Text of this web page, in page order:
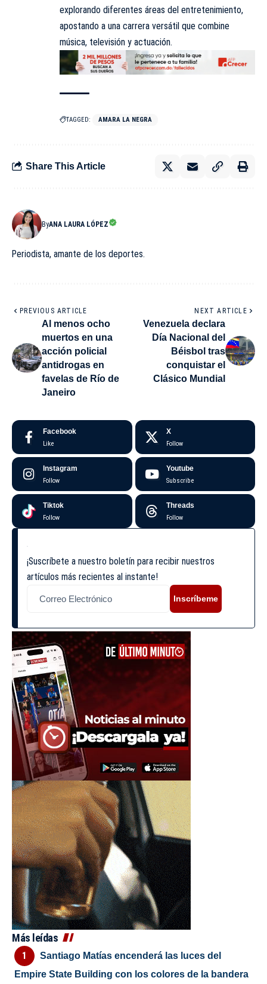
explorando diferentes áreas del entretenimiento,
apostando a una carrera versátil que combine
música, televisión y actuación.
TAGGED: AMARA LA NEGRA
Share This Article
ByANA LAURA LÓPEZ
Periodista, amante de los deportes.
PREVIOUS ARTICLE
Al menos ocho
muertos en una
acción policial
antidrogas en
favelas de Río de
Janeiro
NEXT ARTICLE
Venezuela declara
Día Nacional del
Béisbol tras
conquistar el
Clásico Mundial
Facebook
Like
X
Follow
Instagram
Follow
Youtube
Subscribe
Tiktok
Follow
Threads
Follow
¡Suscríbete a nuestro boletín para recibir nuestros
artículos más recientes al instante!
Inscríbeme
Más leídas
Santiago Matías encenderá las luces del
Empire State Building con los colores de la bandera